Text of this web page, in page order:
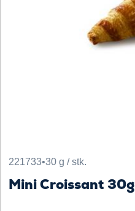
221733•30 g / stk.
Mini Croissant 30g